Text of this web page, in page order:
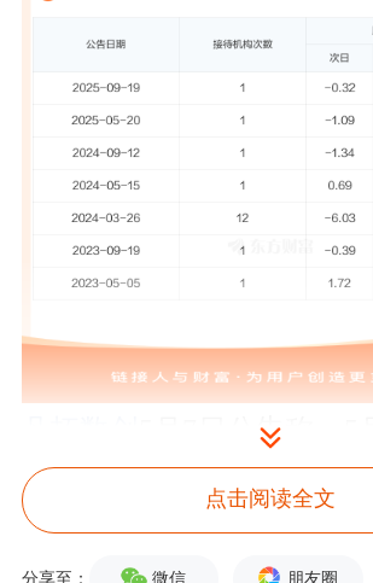
5月7日公告称，
上参加公司2025年度暨
业绩说明会的全体投资者
点击阅读全文
分享至： 微信 朋友圈